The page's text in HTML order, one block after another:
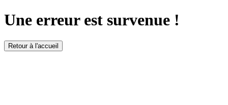
Une erreur est survenue !
Retour à l'accueil